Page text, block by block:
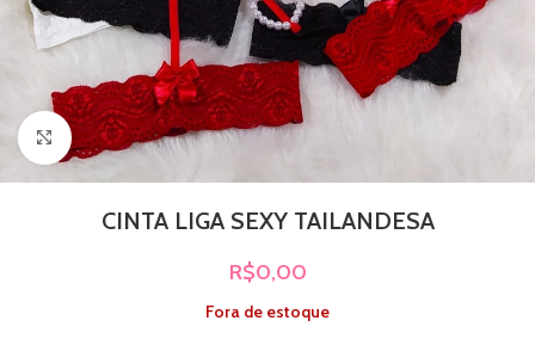
Clique para ampliar
CINTA LIGA SEXY TAILANDESA
R$0,00
Fora de estoque